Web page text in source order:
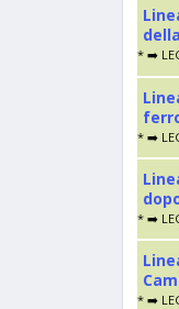
* ➡️
* ➡️
* ➡️
* ➡️